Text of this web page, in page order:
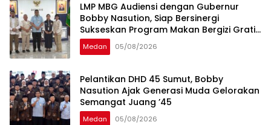
LMP MBG Audiensi dengan Gubernur
Bobby Nasution, Siap Bersinergi
Sukseskan Program Makan Bergizi Gratis
di Sumatera Utara
Medan 05/08/2026
Pelantikan DHD 45 Sumut, Bobby
Nasution Ajak Generasi Muda Gelorakan
Semangat Juang ’45
Medan 05/08/2026